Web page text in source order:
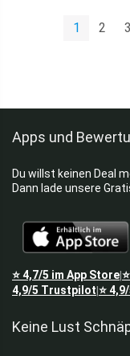
1 2 3
Apps und
Du willst keinen Deal
Dann lade unsere
⭐4,7/5 im App Store⭐
4,9/5 Trustpilot ⭐
Keine Lust